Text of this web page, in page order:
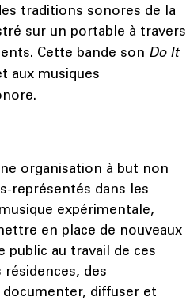
traditions sonores de la
sur un portable à travers
Cette bande son Do It
aux musiques
organisation à but non
représentés dans les
expérimentale,
en place de nouveaux
au travail de ces
des
diffuser et